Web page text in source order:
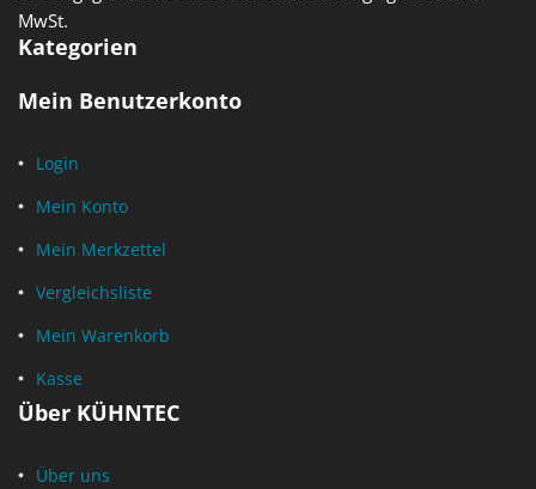
MwSt.
Kategorien
Mein Benutzerkonto
Login
Mein Konto
Mein Merkzettel
Vergleichsliste
Mein Warenkorb
Kasse
Über KÜHNTEC
Über uns